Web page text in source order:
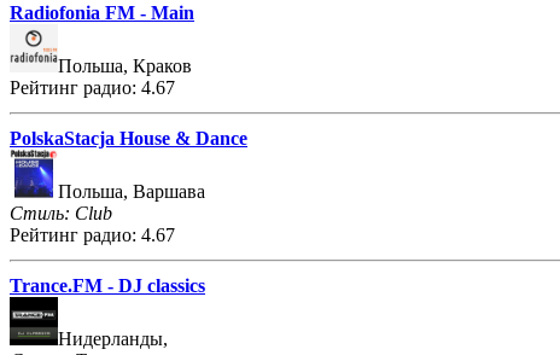
Radiofonia FM - Main
Польша, Краков
Рейтинг радио: 4.67
PolskaStacja House & Dance
Польша, Варшава
Стиль: Club
Рейтинг радио: 4.67
Trance.FM - DJ classics
Нидерланды,